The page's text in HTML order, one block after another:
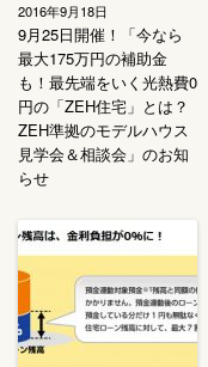
2016年9月18日
9月25日開催！「今なら
最大175万円の補助金
も！最先端をいく光熱費0
円の「ZEH住宅」とは？
ZEH準拠のモデルハウス
見学会＆相談会」のお知
らせ